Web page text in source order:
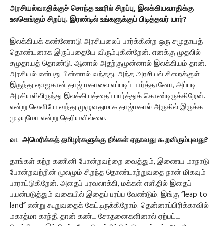
அரசியல்வாதிக்குச் சொந்த ஊரில் சிறப்பு, இலக்கியவாதிக்கு
உலகெங்கும் சிறப்பு. இரண்டில் உங்களுக்குப் பிடித்தவர் யார்?
இலக்கியக் கண்ணோடு அரசியலைப் பார்க்கின்ற ஒரு சமுதாயத்
தொண்டனாக இருப்பதையே விரும்புகின்றேன். எனக்கு முதலில்
சமுதாயத் தொண்டு. ஆனால் அதற்குமுன்னால் இலக்கியம் தான்.
அரசியல் என்பது பின்னால் வந்தது. அந்த அரசியல் சிறைக்குள்
இருந்து ஷாஜகான் தாஜ் மகாலை எப்படிப் பார்த்தானோ, அப்படி
அரசியலிலிருந்து இலக்கியத்தைப் பார்த்துக் கொண்டிருக்கிறேன்.
என்று வெளியே வந்து முழுவதுமாக தாஜ்மகால் அருகில் இருக்க
முடியுமோ என்று தெரியவில்லை.
வட அமெரிக்கத் தமிழர்களுக்கு நீங்கள் ஏதாவது கூறவிரும்புவது?
தாங்கள் கற்ற கணினி போன்றவற்றை வைத்தும், இணைய மாநாடு
போன்றவற்றின் மூலமும் சிறந்த தொண்டாற்றுவதை நான் மிகவும்
பாராட்டுகிறேன். அதைப் பரவலாக்கி, மக்கள் எளிதில் இதைப்
பயன்படுத்தும் வகையில் இதைப் பரப்ப வேண்டும். இங்கு “leap to
land” என்று கூறுவதைக் கேட்டிருக்கிறோம். தென்னாப்பிரிக்காவில்
மகாத்மா காந்தி தான் கண்ட சோதனைகளினால் ஏற்பட்ட